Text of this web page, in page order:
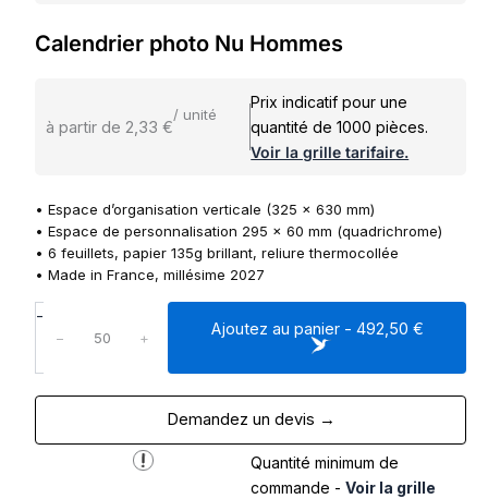
Calendrier photo Nu Hommes
à partir de 2,33 €
/ unité
Prix indicatif pour une
quantité de 1000 pièces.
Voir la grille tarifaire.
• Espace d’organisation verticale (325 x 630 mm)
• Espace de personnalisation 295 x 60 mm (quadrichrome)
• 6 feuillets, papier 135g brillant, reliure thermocollée
• Made in France, millésime 2027
-
n
t
t
− +
Demandez un devis →
Quantité minimum de
commande - Voir la grille